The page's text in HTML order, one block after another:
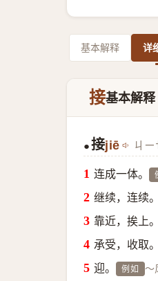
基本解释 详
接基本解释
● 接jiē ㄐㄧ
连成一体。
继续，连续
靠近，挨上
承受，收取
迎。 例如 ～